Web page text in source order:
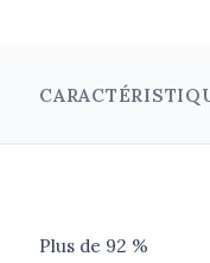
Plus de 92 %